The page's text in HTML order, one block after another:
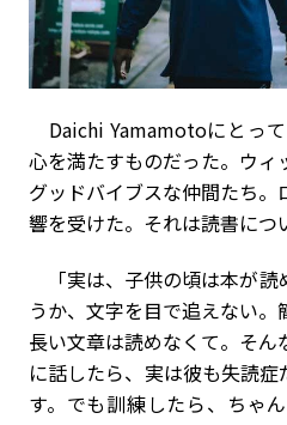
Daichi Yamamotoにとっ
心を満たすものだった。ウィ
グッドバイブスな仲間たち
響を受けた。それは読書につ
「実は、子供の頃は本が読
うか、文字を目で追えない
長い文章は読めなくて。そ
に話したら、実は彼も失読
す。でも訓練したら、ちゃ